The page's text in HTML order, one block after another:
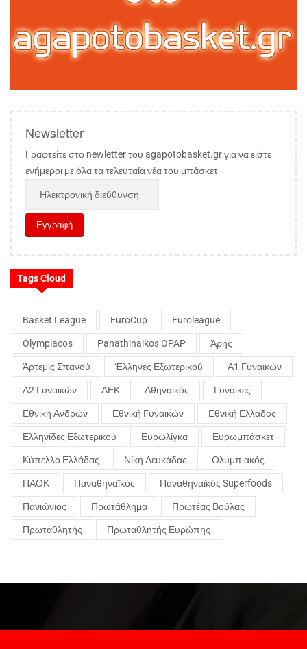
Newsletter
Γραφτείτε στο newletter του agapotobasket.gr για να είστε
ενήμεροι με όλα τα τελευταία νέα του μπάσκετ
Tags Cloud
Basket League EuroCup Euroleague
Olympiacos Panathinaikos OPAP Άρης
Άρτεμις Σπανού Έλληνες Εξωτερικού Α1 Γυναικών
Α2 Γυναικών ΑΕΚ Αθηναικός Γυναίκες
Εθνική Ανδρών Εθνική Γυναικών Εθνική Ελλάδος
Ελληνίδες Εξωτερικού Ευρωλίγκα Ευρωμπάσκετ
Κύπελλο Ελλάδας Νίκη Λευκάδας Ολυμπιακός
ΠΑΟΚ Παναθηναϊκός Παναθηναϊκός Superfoods
Πανιώνιος Πρωτάθλημα Πρωτέας Βούλας
Πρωταθλητής Πρωταθλητής Ευρώπης